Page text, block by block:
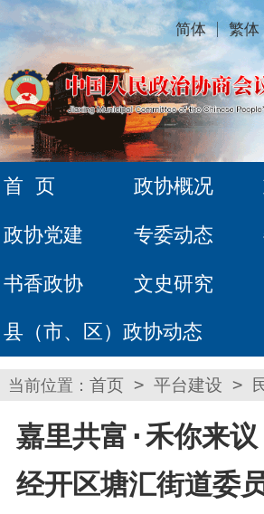
简体 繁体
首 页 政协概况
政协党建 专委动态
书香政协 文史研究
县（市、区）政协动态
当前位置： 首页 > 平台建设 >
嘉里共富·禾你来
经开区塘汇街道委